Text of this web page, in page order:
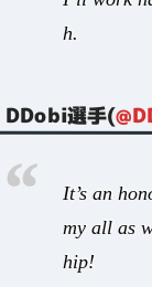
h.
DDobi選手(
It’s an
my all as
hip!